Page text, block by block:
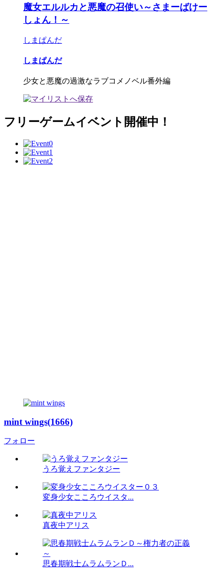
魔女エルルカと悪魔の召使い～さまーばけー
しょん！～
しまぱんだ
しまぱんだ
少女と悪魔の過激なラブコメノベル番外編
フリーゲームイベント開催中！
mint wings(1666)
フォロー
うろ覚えファンタジー
変身少女こころウイスタ...
真夜中アリス
思春期戦士ムラムランＤ...